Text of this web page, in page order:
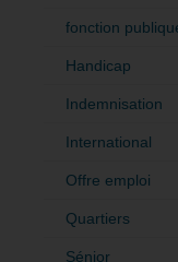
fonction
Handicap
Indemnisation
International
Offre emploi
Quartiers
Sénior